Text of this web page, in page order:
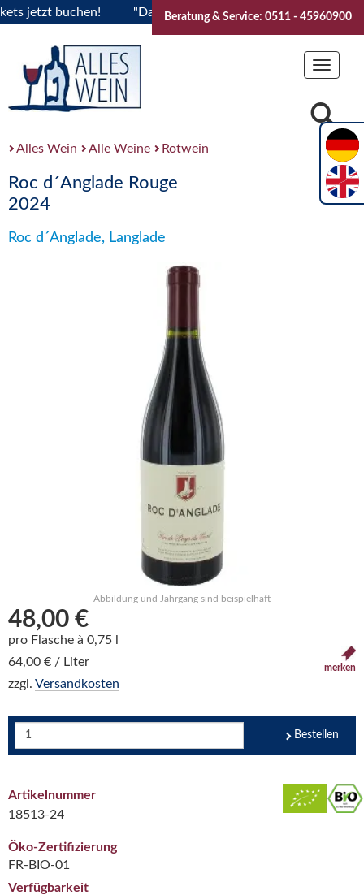
buchen! "Das Sommerfest 2026" Vive la
Beratung & Service: 0511 - 45960900
Toggle
Alles Wein Alle Weine Rotwein
Roc d´Anglade Rouge
2024
Roc d´Anglade, Langlade
Abbildung und Jahrgang sind beispielhaft
48,00 €
pro Flasche à 0,75 l
64,00 € / Liter
zzgl. Versandkosten
merken
Bestellen
Artikelnummer
18513-24
Öko-Zertifizierung
FR-BIO-01
Verfügbarkeit